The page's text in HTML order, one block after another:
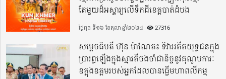
តែមួយដ៏អស្ចារ្យលើទឹកដីខេត្តបាត់ដំបង
ថ្ងៃពុធ ទី១៦ ខែតុលា ឆ្នាំ២០២៤ 27316
សម្តេចធិបតី ហ៊ុន ម៉ាណែត៖ ទិវាអតីតយុទ្ធជនក្នុង
ប្រារព្ធឡើងក្នុងស្មារតីចងចាំជានិច្ចនូវគុណូបការៈ
ឧត្តុងឧត្តមរបស់អ្នកដែលបានធ្វើមហាពលីកម្ម